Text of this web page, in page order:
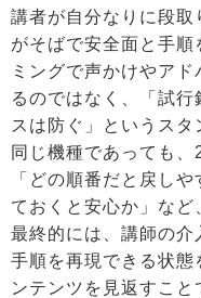
講者が自分なりに段取
がそばで安全面と手順
ミングで声かけやア
るのではなく、「試
スは防ぐ」というスタ
同じ機種であっても、
「どの順番だと戻し
ておくと安心か」など
最終的には、講師の介
手順を再現できる状態
ンテンツを見返すこ